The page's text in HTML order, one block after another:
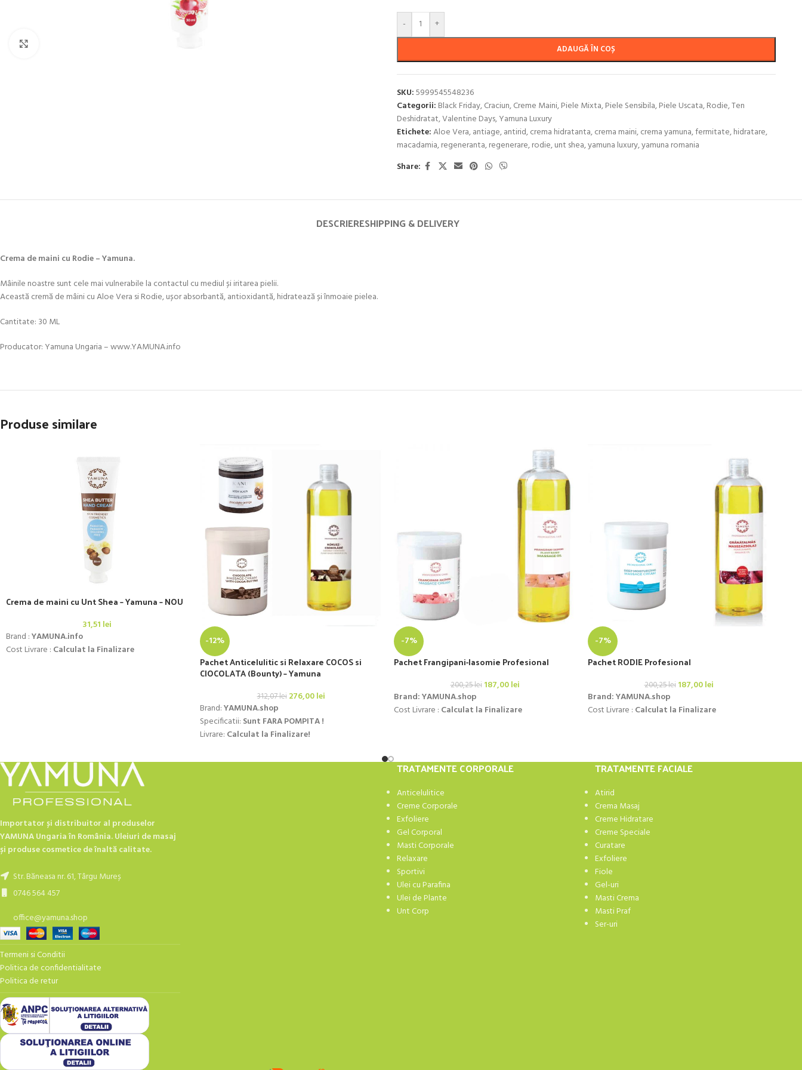
- +
ADAUGĂ ÎN COȘ
SKU:5999545548236
Categorii: Black Friday,Craciun,Creme Maini,Piele Mixta,Piele Sensibila,Piele Uscata,Rodie,Ten
Deshidratat,Valentine Days,Yamuna Luxury
Etichete:Aloe Vera,antiage,antirid,crema hidratanta,crema maini,crema yamuna,fermitate,hidratare,
macadamia,regeneranta,regenerare,rodie,unt shea,yamuna luxury,yamuna romania
Share:
DESCRIERESHIPPING & DELIVERY
Crema de maini cu Rodie – Yamuna.
Mâinile noastre sunt cele mai vulnerabile la contactul cu mediul și iritarea pielii.
Această cremă de mâini cu Aloe Vera si Rodie, ușor absorbantă, antioxidantă, hidratează și înmoaie pielea.
Cantitate: 30 ML
Producator: Yamuna Ungaria – www.YAMUNA.info
Produse similare
Crema de maini cu Unt Shea – Yamuna – NOU
31,51 lei
Brand :YAMUNA.info
Cost Livrare : Calculat la Finalizare
-12%
Pachet Anticelulitic si Relaxare COCOS si
CIOCOLATA (Bounty) – Yamuna
312,07lei 276,00lei
Brand:YAMUNA.shop
Specificatii: Sunt FARA POMPITA !
Livrare: Calculat la Finalizare!
-7%
Pachet Frangipani-Iasomie Profesional
200,25lei 187,00lei
Brand: YAMUNA.shop
Cost Livrare : Calculat la Finalizare
-7%
Pachet RODIE Profesional
200,25lei 187,00lei
Brand: YAMUNA.shop
Cost Livrare : Calculat la Finalizare
Importator și distribuitor al produselor
YAMUNA Ungaria în România. Uleiuri de masaj
și produse cosmetice de înaltă calitate.
Str. Băneasa nr. 61, Târgu Mureș
0746 564 457
office@yamuna.shop
Termeni si Conditii
Politica de confidentialitate
Politica de retur
TRATAMENTE CORPORALE
Anticelulitice
Creme Corporale
Exfoliere
Gel Corporal
Masti Corporale
Relaxare
Sportivi
Ulei cu Parafina
Ulei de Plante
Unt Corp
TRATAMENTE FACIALE
Atirid
Crema Masaj
Creme Hidratare
Creme Speciale
Curatare
Exfoliere
Fiole
Gel-uri
Masti Crema
Masti Praf
Ser-uri